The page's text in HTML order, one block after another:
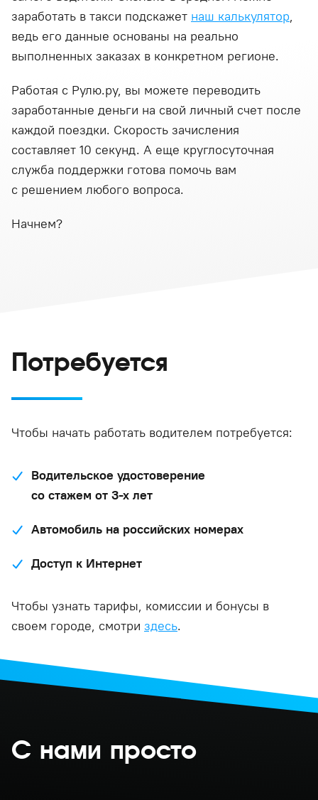
заработать в такси подскажет наш калькулятор,
ведь его данные основаны на реально
выполненных заказах в конкретном регионе.
Работая с Рулю.ру, вы можете переводить
заработанные деньги на свой личный счет после
каждой поездки. Скорость зачисления
составляет 10 секунд. А еще круглосуточная
служба поддержки готова помочь вам
с решением любого вопроса.
Начнем?
Потребуется
Чтобы начать работать водителем потребуется:
Водительское удостоверение
со стажем от 3-х лет
Автомобиль на российских номерах
Доступ к Интернет
Чтобы узнать тарифы, комиссии и бонусы в
своем городе, смотри здесь.
С нами просто